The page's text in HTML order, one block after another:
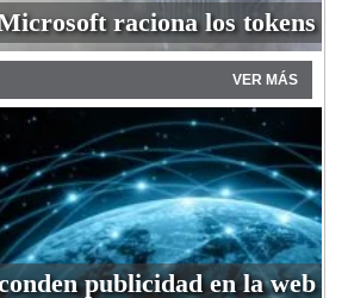
raciona los tokens
VER MÁS
publicidad en la web